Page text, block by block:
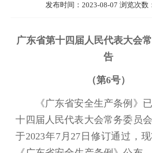
发布时间：2023-08-07 浏览次数
广东省第十四届人民代表大会
告
（第6号）
《广东省安全生产条例》已
十四届人民代表大会常务委员
于2023年7月27日修订通过，